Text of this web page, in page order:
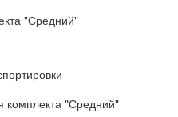
"Средний"
"Средний"